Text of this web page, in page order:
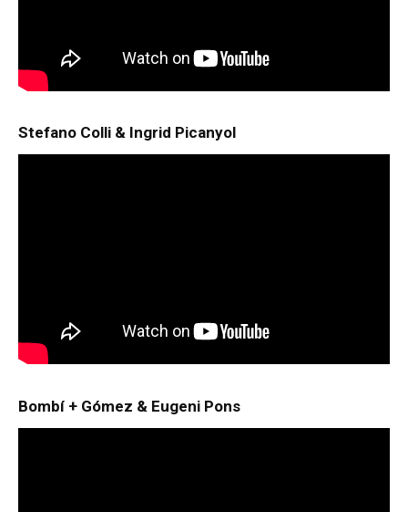
Stefano Colli & Ingrid Picanyol
Bombí + Gómez & Eugeni Pons